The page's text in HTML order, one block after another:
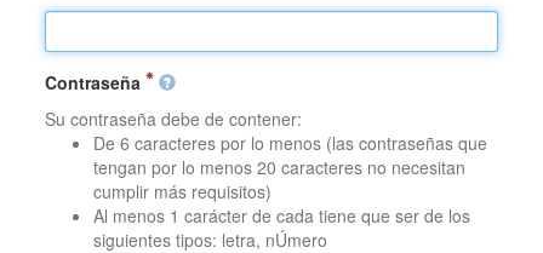
Contraseña
Su contraseña debe de contener:
De 6 caracteres por lo menos (las contraseñas que
tengan por lo menos 20 caracteres no necesitan
cumplir más requisitos)
Al menos 1 carácter de cada tiene que ser de los
siguientes tipos: letra, nÚmero